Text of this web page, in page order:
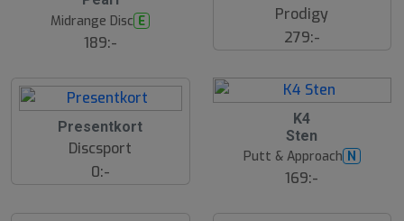
e
Midrange Disc E
189:-
Prodigy
279:-
Presentkort
Discsport
0:-
K4
Sten
Putt & Approach N
169:-